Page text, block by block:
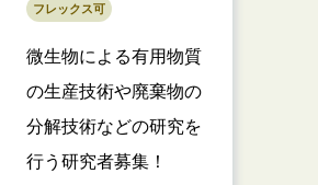
フレックス可
微生物による有用物質
の生産技術や廃棄物の
分解技術などの研究を
行う研究者募集！